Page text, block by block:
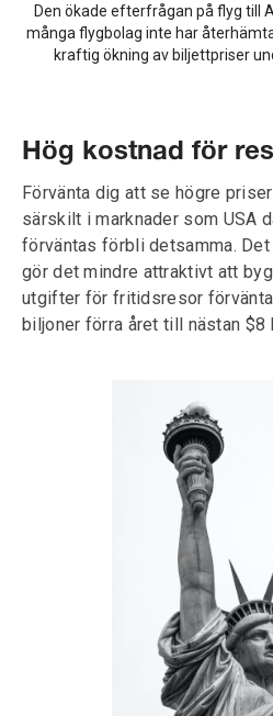
Den ökade efterfrågan på flyg till
många flygbolag inte har
kraftig ökning av biljettpriser
Hög kostnad för
Förvänta dig att se högre
särskilt i marknader som USA
förväntas förbli detsamma.
gör det mindre attraktivt att
utgifter för fritidsresor
biljoner förra året till nästan $8